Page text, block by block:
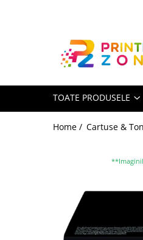
Toate Produsele
Imprimante cu jet
Imprimante matriciale
Accesorii imprimante
TOATE PRODUSELE
Home / Cartuse &